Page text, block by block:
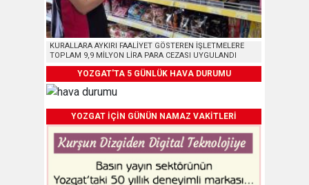
KURALLARA AYKIRI FAALİYET GÖSTEREN İŞLETMELERE
TOPLAM 9,9 MİLYON LİRA PARA CEZASI UYGULANDI
YOZGAT'TA 5 GÜNLÜK HAVA DURUMU
YOZGAT İÇİN GÜNÜN NAMAZ VAKİTLERİ